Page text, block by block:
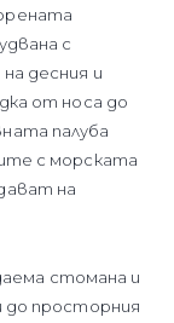
с
десния и
от носа до
палуба
с морската
на
стомана и
до просторния